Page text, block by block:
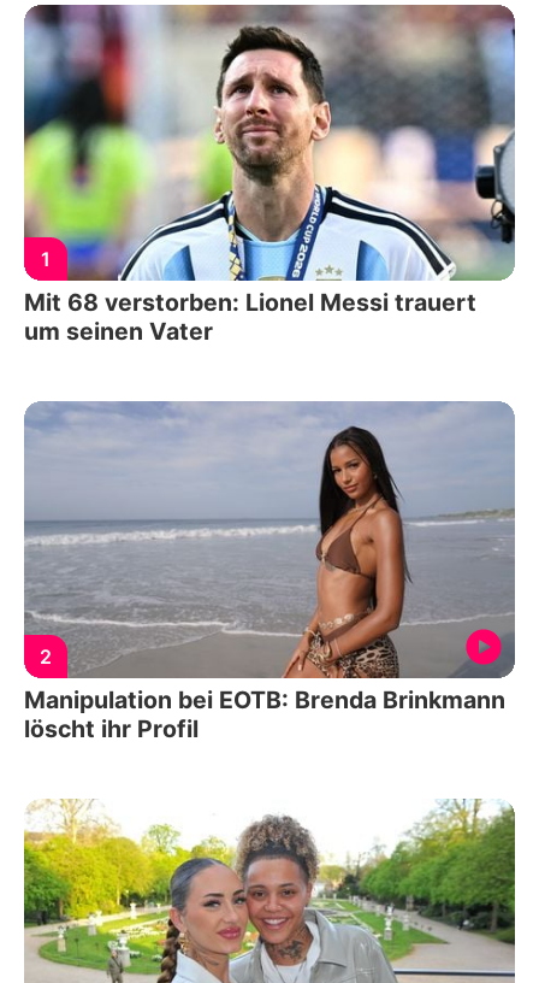
1
Mit 68 verstorben: Lionel Messi trauert
um seinen Vater
2
Manipulation bei EOTB: Brenda Brinkmann
löscht ihr Profil